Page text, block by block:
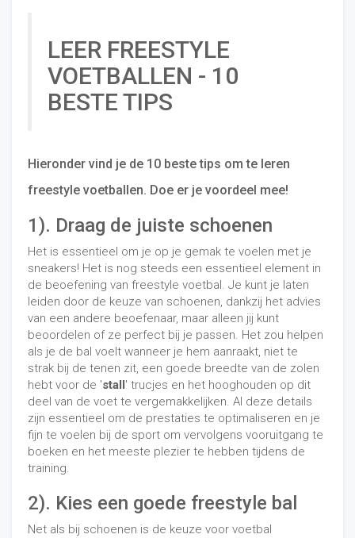
LEER FREESTYLE
VOETBALLEN - 10
BESTE TIPS
Hieronder vind je de 10 beste tips om te leren
freestyle voetballen. Doe er je voordeel mee!
1). Draag de juiste schoenen
Het is essentieel om je op je gemak te voelen met je
sneakers! Het is nog steeds een essentieel element in
de beoefening van freestyle voetbal. Je kunt je laten
leiden door de keuze van schoenen, dankzij het advies
van een andere beoefenaar, maar alleen jij kunt
beoordelen of ze perfect bij je passen. Het zou helpen
als je de bal voelt wanneer je hem aanraakt, niet te
strak bij de tenen zit, een goede breedte van de zolen
hebt voor de 'stall' trucjes en het hooghouden op dit
deel van de voet te vergemakkelijken. Al deze details
zijn essentieel om de prestaties te optimaliseren en je
fijn te voelen bij de sport om vervolgens vooruitgang te
boeken en het meeste plezier te hebben tijdens de
training.
2). Kies een goede freestyle bal
Net als bij schoenen is de keuze voor voetbal